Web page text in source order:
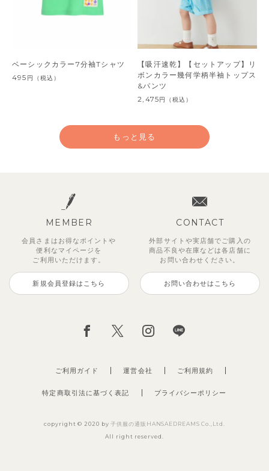
ベーシックカラー7分袖Tシャツ
495 円 （税込）
【吸汗速乾】【セットアップ】リ
ボンカラー幾何学柄半袖トップス
&パンツ
2,475円 （税込）
ャツ＆パン
ンツ
2,750
（税込）
ンツ
もっと見る
MEMBER
会員さまはお得なポイントや
便利な マイページを
ご利用いただけます。
新規会員登録はこちら
CONTACT
外部サイトや実店舗でご購入の
商品不良や在庫などは各店舗に
お問い合わせください。
お問い合わせはこちら
ご利用ガイド 運営会社
特定商取引法に基づく表記 プライバシーポリシー
ご利用規約
copyright © 2020 by子供服の通販HANSAEDREAMS Co.,Ltd.
All right reserved.